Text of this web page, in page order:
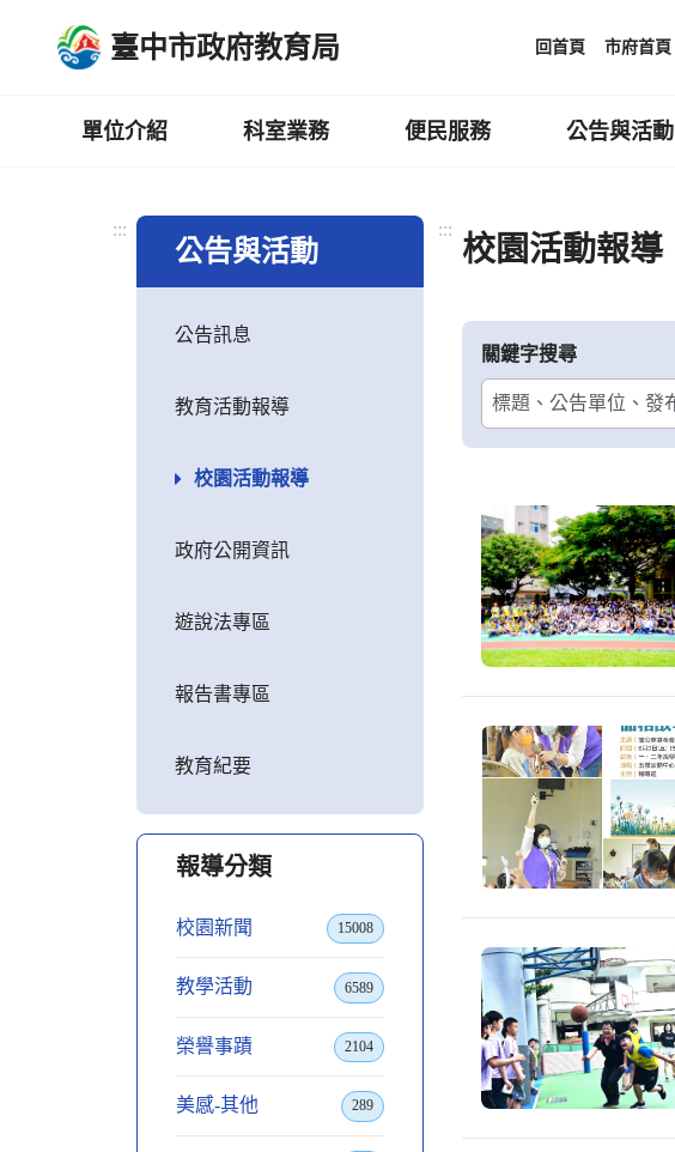
臺中市政府教育局 回首頁 市府首頁
單位介紹 科室業務 便民服務 公告與活動
:::
公告與活動
公告訊息
教育活動報導
校園活動報導
政府公開資訊
遊說法專區
報告書專區
教育紀要
報導分類
校園新聞 15008
教學活動 6589
榮譽事蹟 2104
美感-其他 289
:::
校園活動報導
關鍵字搜尋